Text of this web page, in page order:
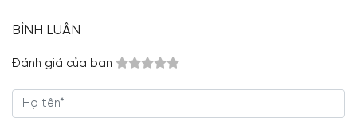
BÌNH LUẬN
Đánh giá của bạn